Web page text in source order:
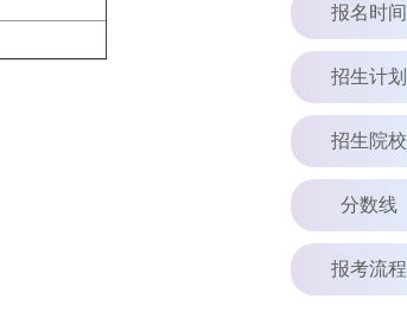
报名时间
招生计划
招生院校
分数线
报考流程